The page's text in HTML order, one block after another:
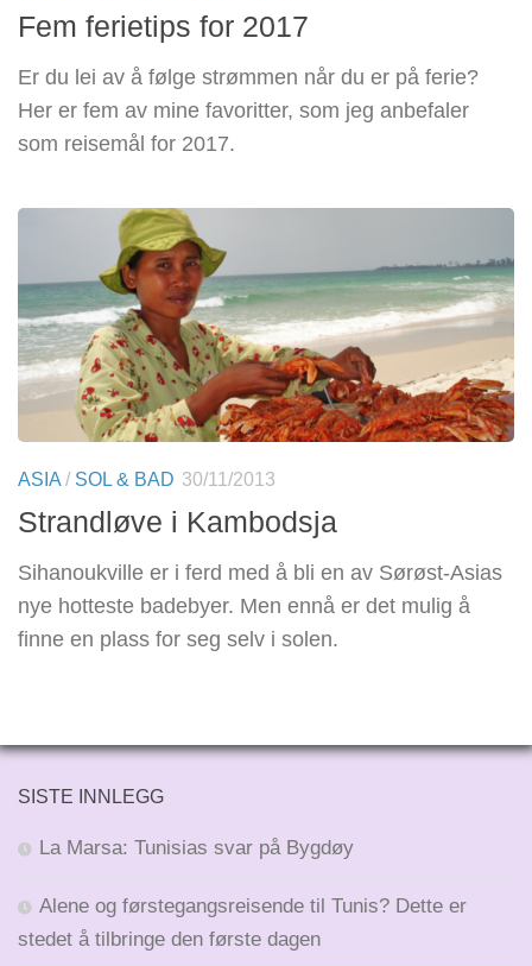
Fem ferietips for 2017
Er du lei av å følge strømmen når du er på ferie?
Her er fem av mine favoritter, som jeg anbefaler
som reisemål for 2017.
ASIA / SOL & BAD 30/11/2013
Strandløve i Kambodsja
Sihanoukville er i ferd med å bli en av Sørøst-Asias
nye hotteste badebyer. Men ennå er det mulig å
finne en plass for seg selv i solen.
SISTE INNLEGG
La Marsa: Tunisias svar på Bygdøy
Alene og førstegangsreisende til Tunis? Dette er
stedet å tilbringe den første dagen